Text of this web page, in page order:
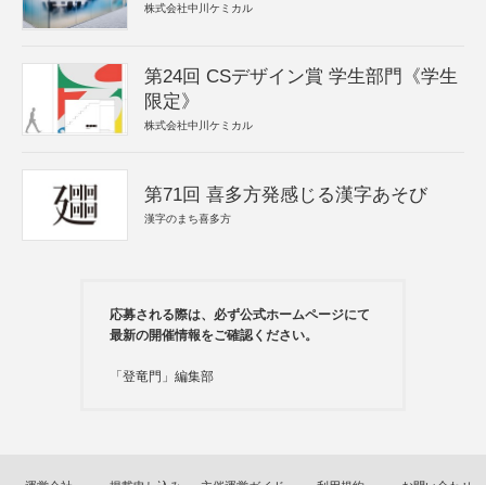
株式会社中川ケミカル
第24回 CSデザイン賞 学生部門《学生
限定》
株式会社中川ケミカル
第71回 喜多方発感じる漢字あそび
漢字のまち喜多方
応募される際は、必ず公式ホームページにて
最新の開催情報をご確認ください。
「登竜門」編集部